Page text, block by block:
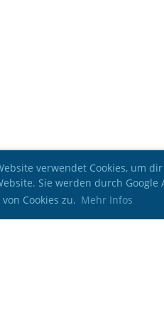
verwendet Cookies, um
Sie werden durch
Cookies zu. Mehr Infos